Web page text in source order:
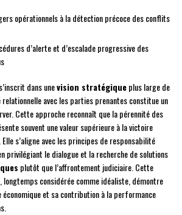
opérationnels à la détection précoce des conflits
d’alerte et d’escalade progressive des
dans unevision stratégiqueplus large de
avec les parties prenantes constitue un
Cette approche reconnaît que la pérennité des
souvent une valeur supérieure à la victoire
s’aligne avec les principes de responsabilité
privilégiant le dialogue et la recherche de solutions
plutôt que l’affrontement judiciaire. Cette
longtemps considérée comme idéaliste, démontre
économique et sa contribution à la performance